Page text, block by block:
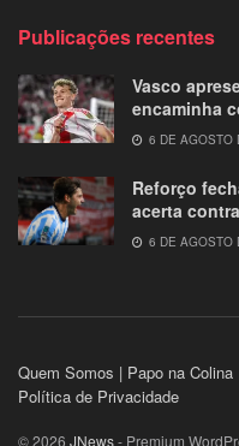
Publicações recentes
Vasco
encaminha
6 DE AGOSTO
Reforço
acerta
6 DE AGOSTO
Quem Somos | Papo na Colina
Política de Privacidade
© 2026 JNews- Premium